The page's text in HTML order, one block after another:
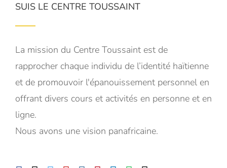
SUIS LE CENTRE TOUSSAINT
La mission du Centre Toussaint est de
rapprocher chaque individu de l’identité haïtienne
et de promouvoir l'épanouissement personnel en
offrant divers cours et activités en personne et en
ligne.
Nous avons une vision panafricaine.